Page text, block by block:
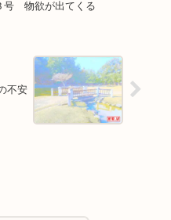
号 物欲が出てくる
不安